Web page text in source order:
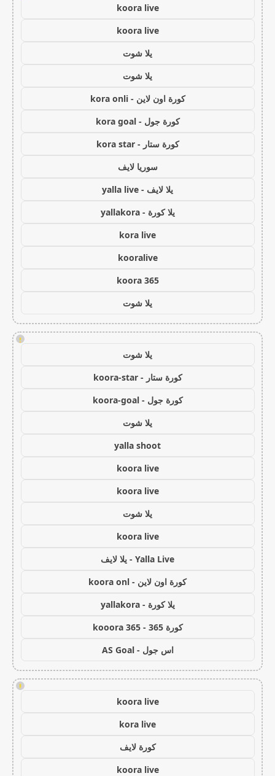
koora live
koora live
يلا شوت
يلا شوت
كورة اون لاين - kora onli
كورة جول - kora goal
كورة ستار - kora star
سوريا لايف
يلا لايف - yalla live
يلا كورة - yallakora
kora live
kooralive
koora 365
يلا شوت
!
يلا شوت
كورة ستار - koora-star
كورة جول - koora-goal
يلا شوت
yalla shoot
koora live
koora live
يلا شوت
koora live
Yalla Live - يلا لايف
كورة اون لاين - koora onl
يلا كورة - yallakora
كورة 365 - kooora 365
اس جول - AS Goal
!
koora live
kora live
كورة لايف
koora live